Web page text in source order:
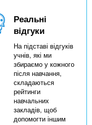
Реальні
відгуки
На підставі відгуків
учнів, які ми
збираємо у кожного
після навчання,
складаються
рейтинги
навчальних
закладів, щоб
допомогти іншим